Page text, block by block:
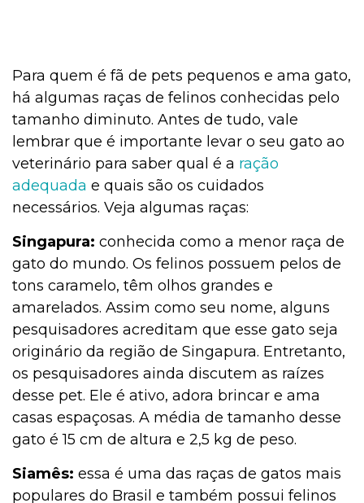
Para quem é fã de pets pequenos e ama gato,
há algumas raças de felinos conhecidas pelo
tamanho diminuto. Antes de tudo, vale
lembrar que é importante levar o seu gato ao
veterinário para saber qual é a ração
adequada e quais são os cuidados
necessários. Veja algumas raças:
Singapura: conhecida como a menor raça de
gato do mundo. Os felinos possuem pelos de
tons caramelo, têm olhos grandes e
amarelados. Assim como seu nome, alguns
pesquisadores acreditam que esse gato seja
originário da região de Singapura. Entretanto,
os pesquisadores ainda discutem as raízes
desse pet. Ele é ativo, adora brincar e ama
casas espaçosas. A média de tamanho desse
gato é 15 cm de altura e 2,5 kg de peso.
Siamês: essa é uma das raças de gatos mais
populares do Brasil e também possui felinos